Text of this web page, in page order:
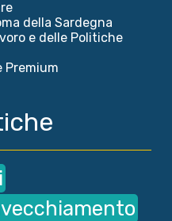
della Sardegna
e delle Politiche
Premium